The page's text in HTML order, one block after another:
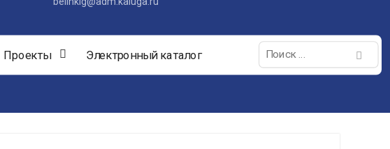
Проекты Электронный каталог
Поиск: